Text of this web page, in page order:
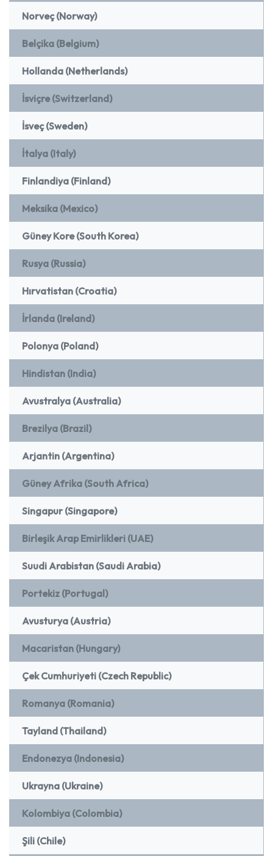
Norveç (Norway)
Belçika (Belgium)
Hollanda (Netherlands)
İsviçre (Switzerland)
İsveç (Sweden)
İtalya (Italy)
Finlandiya (Finland)
Meksika (Mexico)
Güney Kore (South Korea)
Rusya (Russia)
Hırvatistan (Croatia)
İrlanda (Ireland)
Polonya (Poland)
Hindistan (India)
Avustralya (Australia)
Brezilya (Brazil)
Arjantin (Argentina)
Güney Afrika (South Africa)
Singapur (Singapore)
Birleşik Arap Emirlikleri (UAE)
Suudi Arabistan (Saudi Arabia)
Portekiz (Portugal)
Avusturya (Austria)
Macaristan (Hungary)
Çek Cumhuriyeti (Czech Republic)
Romanya (Romania)
Tayland (Thailand)
Endonezya (Indonesia)
Ukrayna (Ukraine)
Kolombiya (Colombia)
Şili (Chile)